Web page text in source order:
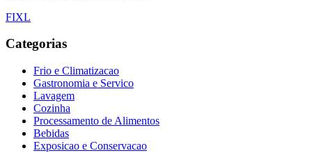
FIXL
Categorias
Frio e Climatizacao
Gastronomia e Servico
Lavagem
Cozinha
Processamento de Alimentos
Bebidas
Exposicao e Conservacao